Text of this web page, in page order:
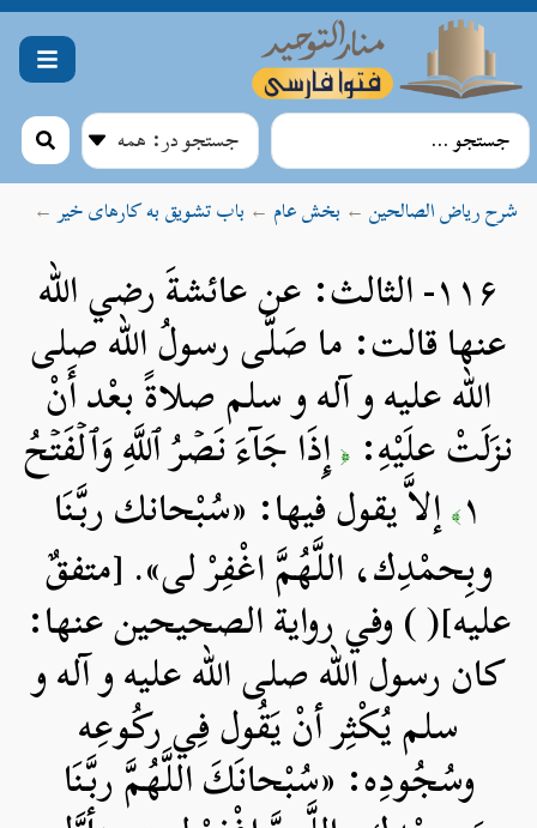
شرح ریاض الصالحین ← بخش عام ← باب تشویق به کارهای خیر←
۱۱۶- الثالث: عن عائشةَ رضي الله
عنها قالت: ما صَلَّى رسولُ الله صلی
الله علیه و آله و سلم صلاةً بعْد أَنْ
نزَلَتْ علَيْهِ: ﴿ إِذَا جَآءَ نَصۡرُ ٱللَّهِ وَٱلۡفَتۡحُ
١ ﴾ إلاَّ يقول فيها: «سُبْحانك ربَّنَا
وبِحمْدِك، اللَّهُمَّ اغْفِرْ لى». [متفقٌ
عليه]( ) وفي رواية الصحيحين عنها:
كان رسول الله صلی الله علیه و آله و
سلم يُكْثِر أنْ يَقُول فِي ركُوعِه
وسُجُودِه: «سُبْحانَكَ اللَّهُمَّ ربَّنَا